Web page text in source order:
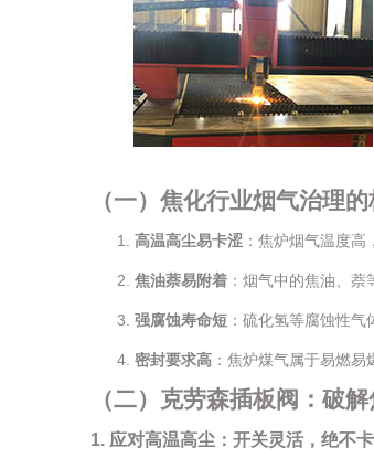
（一） 焦化行业烟气治理的
高温高尘易卡涩 ：焦炉烟气温度
焦油萘易附着 ：烟气中的焦油、
强腐蚀寿命短 ：硫化氢等腐蚀性
密封要求高 ：焦炉煤气属于易燃
（二） 克劳森插板阀：破
1. 应对高温高尘：开关灵活，绝不